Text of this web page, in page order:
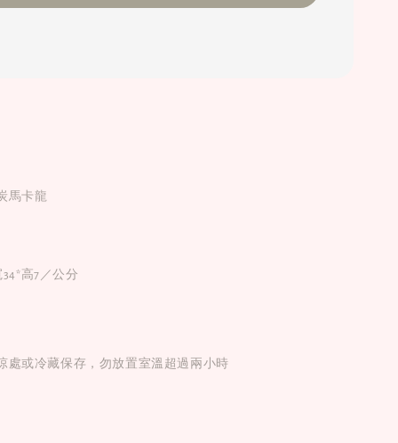
馬卡龍
高7／公分
處或冷藏保存，勿放置室溫超過兩小時